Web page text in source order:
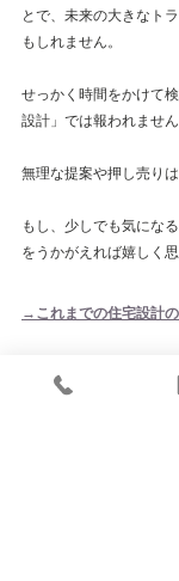
とで、未来の大きなト
もしれません。
せっかく時間をかけて
設計」では報われません
無理な提案や押し売りは
もし、少しでも気にな
をうかがえれば嬉しく思
→これまでの住宅設計
→これまでの内装デザ